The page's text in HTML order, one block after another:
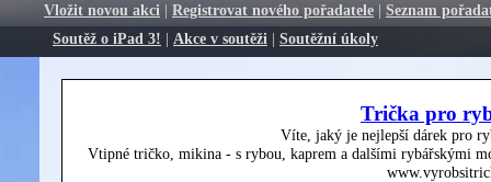
Vložit novou akci | Registrovat nového pořadatele | Seznam
Soutěž o iPad 3! | Akce v soutěži | Soutěžní úkoly
Trička pro
Víte, jaký je nejlepší dárek pro
Vtipné tričko, mikina - s rybou, kaprem a dalšími rybářskými